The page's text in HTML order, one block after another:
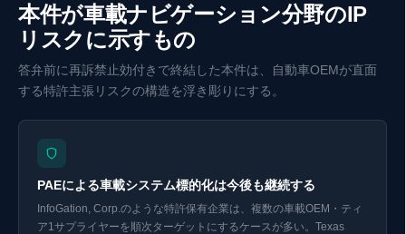
本件が車載ナビゲーション分野のIP
リスクに示すもの
答弁前に再訴禁止効付きで終結した本件は、自動車OEMが直面
する特許主張リスクの構造を浮き彫りにする。
PAEによる車載システム標的化は今後も継続する
InfoGation, Corp.のような特許保有企業は、複数の車載OEM・ティ
ア1サプライヤーを順次ターゲットにするケースが多い。Texas